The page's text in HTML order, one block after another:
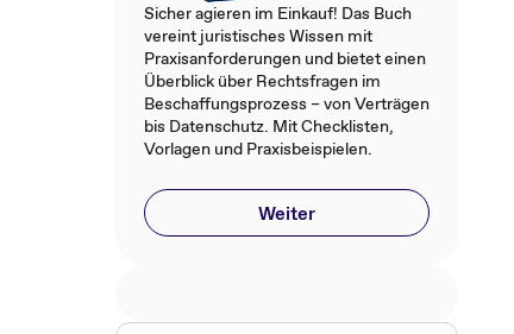
Sicher agieren im Einkauf! Das Buch
vereint juristisches Wissen mit
Praxisanforderungen und bietet einen
Überblick über Rechtsfragen im
Beschaffungsprozess – von Verträgen
bis Datenschutz. Mit Checklisten,
Vorlagen und Praxisbeispielen.
Weiter